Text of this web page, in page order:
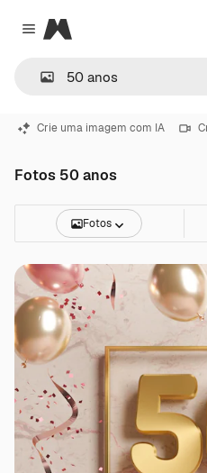
Close menu
Magnific
Crie uma imagem com IA
Fotos 50 anos
Fotos